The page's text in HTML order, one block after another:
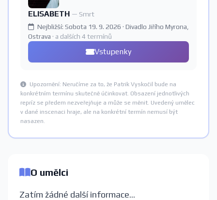
ELISABETH — Smrt
Nejbližší: Sobota 19. 9. 2026 · Divadlo Jiřího Myrona,
Ostrava · a dalších 4 termínů
Vstupenky
Upozornění: Neručíme za to, že Patrik Vyskočil bude na
konkrétním termínu skutečně účinkovat. Obsazení jednotlivých
repríz se předem nezveřejňuje a může se měnit. Uvedený umělec
v dané inscenaci hraje, ale na konkrétní termín nemusí být
nasazen.
O umělci
Zatím žádné další informace...